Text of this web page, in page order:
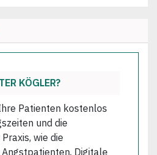
KÖGLER?
Patienten kostenlos
und die
wie die
Digitale